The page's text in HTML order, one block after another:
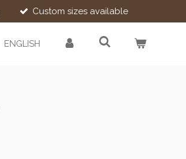
Custom sizes available
ENGLISH